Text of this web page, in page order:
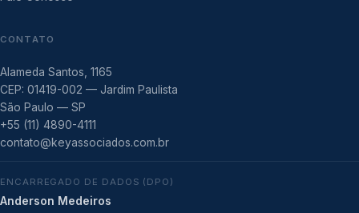
CONTATO
Alameda Santos, 1165
CEP: 01419-002 — Jardim Paulista
São Paulo — SP
+55 (11) 4890-4111
contato@keyassociados.com.br
ENCARREGADO DE DADOS (DPO)
Anderson Medeiros